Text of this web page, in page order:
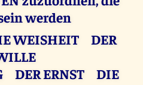
werden
WEISHEIT DER
DER ERNST DIE